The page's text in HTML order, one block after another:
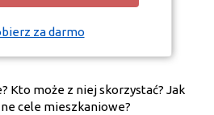
za darmo
Kto może z niej skorzystać? Jak
cele mieszkaniowe?